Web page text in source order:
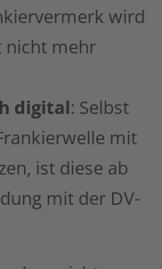
wird
nicht mehr
digital: Selbst
mit
ist diese ab
mit der DV-